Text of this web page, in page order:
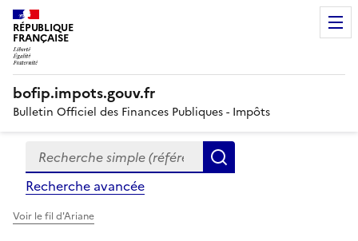
RÉPUBLIQUE
FRANÇAISE
bofip.impots.gouv.fr
Bulletin Officiel des Finances Publiques - Impôts
Formulaire
de
recherche
Recherche simple (références, mots clés, partie du
Recherche avancée
Voir le fil d'Ariane